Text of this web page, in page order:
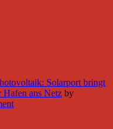
Solarport bringt
Hafen ans Netz by